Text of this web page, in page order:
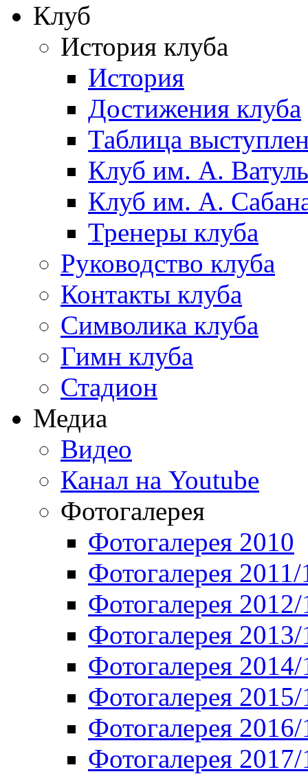
Клуб
История клуба
История
Достижения клуба
Таблица
Клуб им. А.
Клуб им. А.
Тренеры клуба
Руководство клуба
Контакты клуба
Символика клуба
Гимн клуба
Стадион
Медиа
Видео
Канал на Youtube
Фотогалерея
Фотогалерея 2010
Фотогалерея 2011/
Фотогалерея
Фотогалерея
Фотогалерея
Фотогалерея
Фотогалерея
Фотогалерея